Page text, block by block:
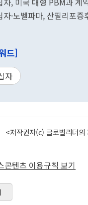
자·노벨파마, 산필리포
드]
자
<저작권자(c) 글로벌리더
콘텐츠 이용규칙 보기